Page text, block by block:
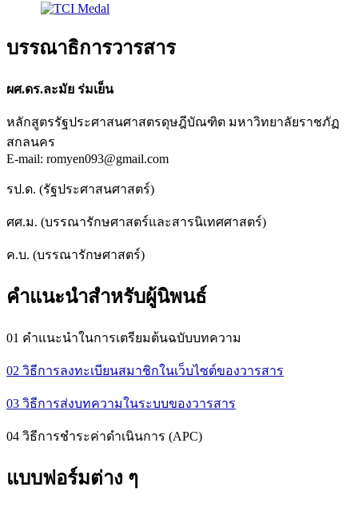
บรรณาธิการวารสาร
ผศ.ดร.ละมัย ร่มเย็น
หลักสูตรรัฐประศาสนศาสตรดุษฎีบัณฑิต มหาวิทยาลัยราชภัฏ
สกลนคร
E-mail: romyen093@gmail.com
รป.ด. (รัฐประศาสนศาสตร์)
ศศ.ม. (บรรณารักษศาสตร์และสารนิเทศศาสตร์)
ค.บ. (บรรณารักษศาสตร์)
คำแนะนำสำหรับผู้นิพนธ์
01 คำแนะนำในการเตรียมต้นฉบับบทความ
02 วิธีการลงทะเบียนสมาชิกในเว็บไซต์ของวารสาร
03 วิธีการส่งบทความในระบบของวารสาร
04 วิธีการชำระค่าดำเนินการ (APC)
แบบฟอร์มต่าง ๆ